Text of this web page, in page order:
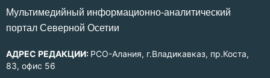
Mультимедийный информационно-аналитический
портал Северной Осетии
АДРЕС РЕДАКЦИИ: РСО-Алания, г.Владикавказ, пр.Коста,
83, офис 56